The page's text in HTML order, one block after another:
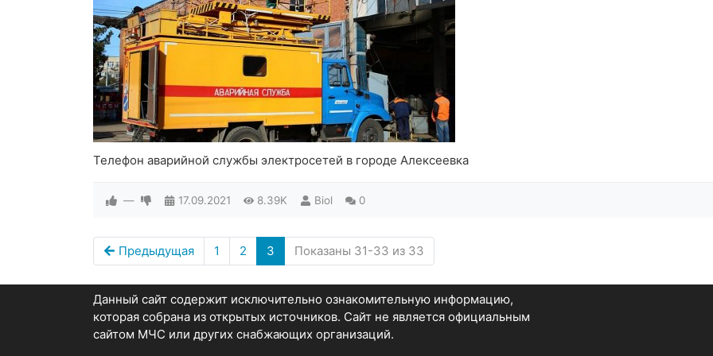
Телефон аварийной службы электросетей в городе Алексеевка
— 17.09.2021 8.39K Biol 0
Предыдущая 1 2 3 Показаны 31-33 из 33
Данный сайт содержит исключительно ознакомительную информацию,
которая собрана из открытых источников. Сайт не является официальным
сайтом МЧС или других снабжающих организаций.